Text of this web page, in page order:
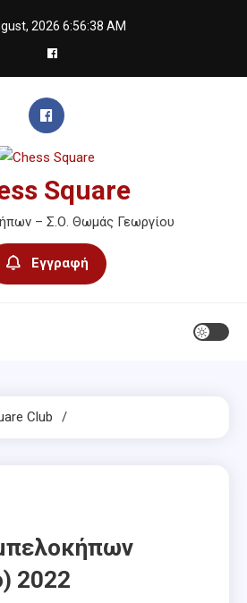
2026 6:56:38 AM
Square
– Σ.Ο. Θωμάς Γεωργίου
Εγγραφή
Club
2022